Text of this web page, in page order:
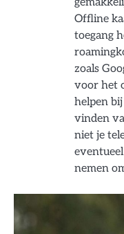
Offline
toegang
zoals
voor het
helpen
vinden
niet je
nemen